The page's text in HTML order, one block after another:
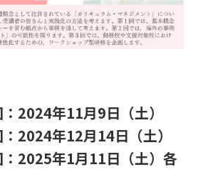
2024年11月9日（土）
年12月14日（土）
年1月11日（土）各